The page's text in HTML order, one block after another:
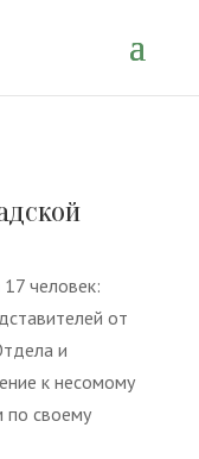
человек:
от
и
к несомому
по своему